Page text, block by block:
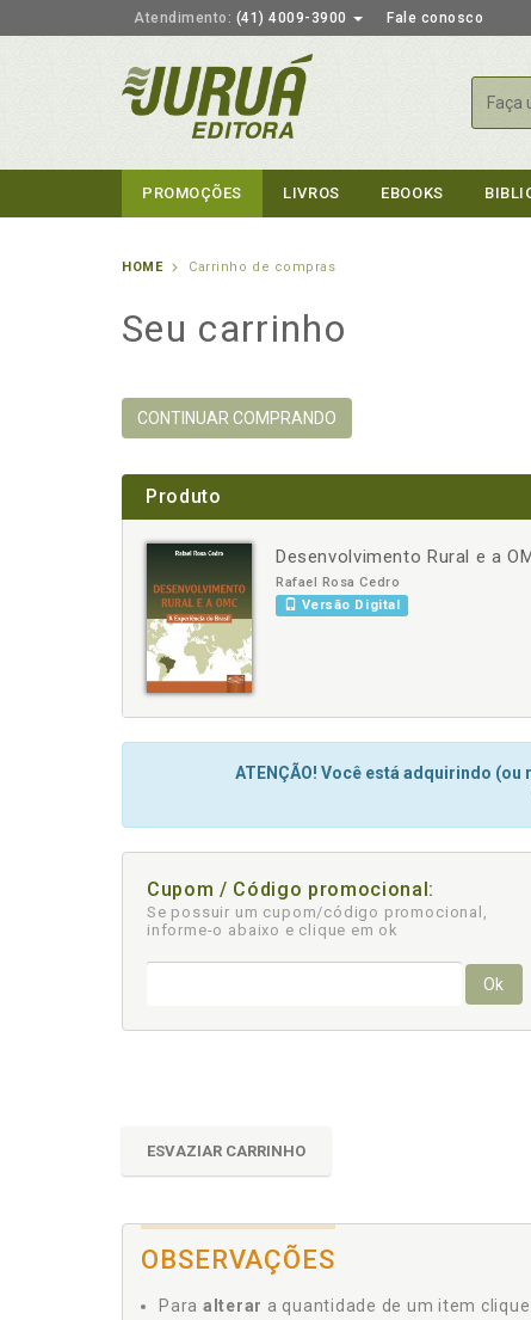
Atendimento: (41) 4009-3900 Fale conosco
PROMOÇÕES LIVROS EBOOKS
HOME Carrinho de compras
Seu carrinho
CONTINUAR COMPRANDO
Produto
Desenvolvimento Rural e a
Rafael Rosa Cedro
Versão Digital
- +
ATENÇÃO! Você está adquirindo
Cupom / Código promocional:
Se possuir um cupom/código promocional,
informe-o abaixo e clique em ok
Ok
ESVAZIAR CARRINHO
OBSERVAÇÕES
Para alterar a quantidade de um item